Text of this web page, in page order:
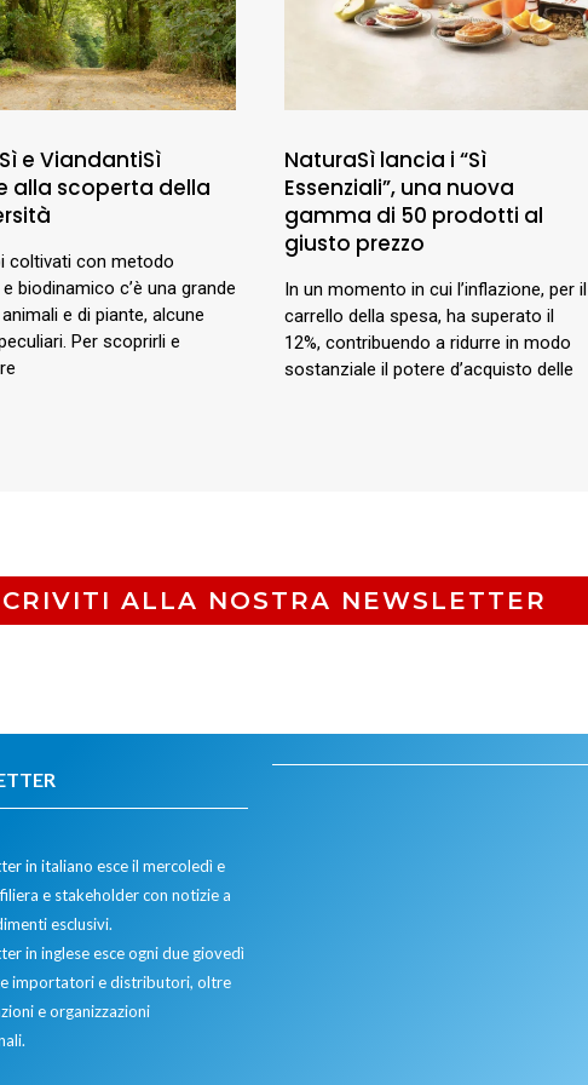
e ViandantiSì
alla scoperta della
coltivati con metodo
biodinamico c’è una grande
e di piante, alcune
Per scoprirli e
NaturaSì lancia i “Sì
Essenziali”, una nuova
gamma di 50 prodotti al
giusto prezzo
In un momento in cui l’inflazione, per il
carrello della spesa, ha superato il
12%, contribuendo a ridurre in modo
sostanziale il potere d’acquisto delle
ALLA NOSTRA NEWSLETTER
in italiano esce il mercoledì e
e stakeholder con notizie a
esclusivi.
in inglese esce ogni due giovedì
importatori e distributori, oltre
e organizzazioni